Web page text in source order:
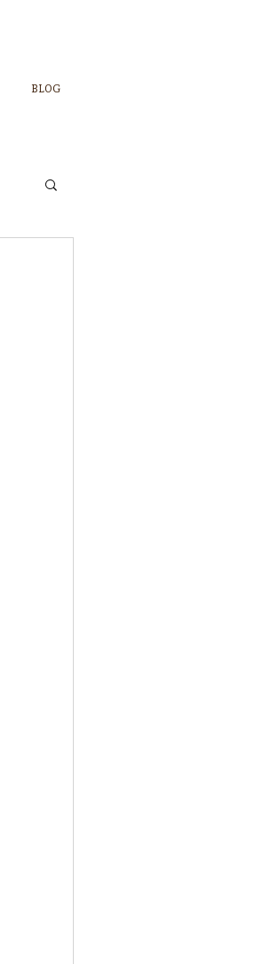
BLOG